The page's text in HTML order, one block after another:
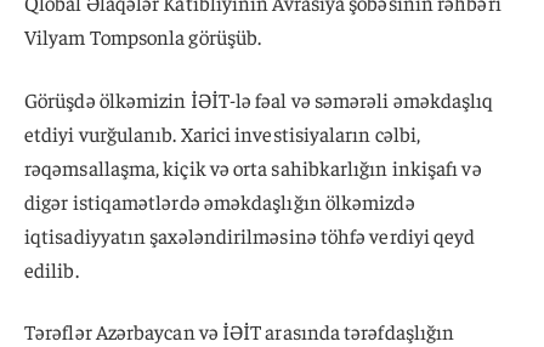
Vilyam Tompsonla görüşüb.
Görüşdə ölkəmizin İƏİT-lə fəal və səmərəli əməkdaşlıq
etdiyi vurğulanıb. Xarici investisiyaların cəlbi,
rəqəmsallaşma, kiçik və orta sahibkarlığın inkişafı və
digər istiqamətlərdə əməkdaşlığın ölkəmizdə
iqtisadiyyatın şaxələndirilməsinə töhfə verdiyi qeyd
edilib.
Tərəflər Azərbaycan və İƏİT arasında tərəfdaşlığın